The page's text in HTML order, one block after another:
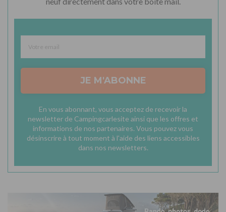
JE M'ABONNE
En vous abonnant, vous acceptez de recevoir la
newsletter de Campingcarlesite ainsi que les offres et
informations de nos partenaires. Vous pouvez vous
désinscrire à tout moment à l'aide des liens accessibles
dans nos newsletters.